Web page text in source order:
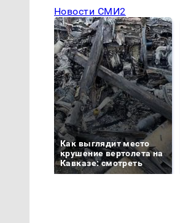
Новости СМИ2
Как выглядит место
крушение вертолета на
Кавказе: смотреть